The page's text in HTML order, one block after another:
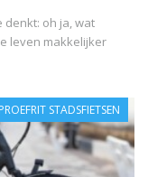
denkt: oh ja, wat
leven makkelijker
PROEFRIT STADSFIETSEN